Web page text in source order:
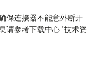
保连接器不能意外断开
请参考下载中心 "技术资